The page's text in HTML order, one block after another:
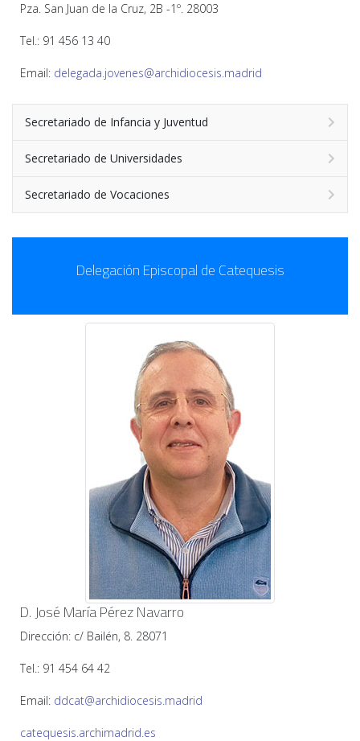
Pza. San Juan de la Cruz, 2B -1º. 28003
Tel.: 91 456 13 40
Email: delegada.jovenes@archidiocesis.madrid
Secretariado de Infancia y Juventud
Secretariado de Universidades
Secretariado de Vocaciones
Delegación Episcopal de Catequesis
D. José María Pérez Navarro
Dirección: c/ Bailén, 8. 28071
Tel.: 91 454 64 42
Email: ddcat@archidiocesis.madrid
catequesis.archimadrid.es